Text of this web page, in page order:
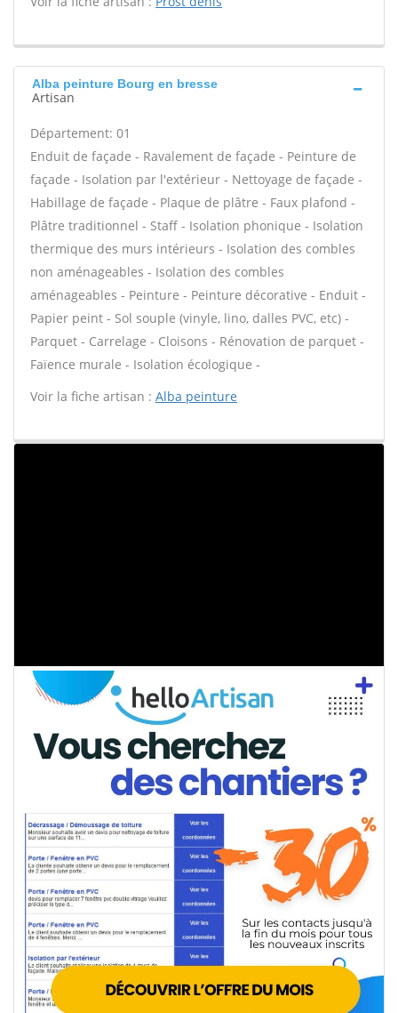
Alba peinture Bourg en bresse
Artisan
Département: 01
Enduit de façade - Ravalement de façade - Peinture de
façade - Isolation par l'extérieur - Nettoyage de façade -
Habillage de façade - Plaque de plâtre - Faux plafond -
Plâtre traditionnel - Staff - Isolation phonique - Isolation
thermique des murs intérieurs - Isolation des combles
non aménageables - Isolation des combles
aménageables - Peinture - Peinture décorative - Enduit -
Papier peint - Sol souple (vinyle, lino, dalles PVC, etc) -
Parquet - Carrelage - Cloisons - Rénovation de parquet -
Faïence murale - Isolation écologique -
Voir la fiche artisan : Alba peinture